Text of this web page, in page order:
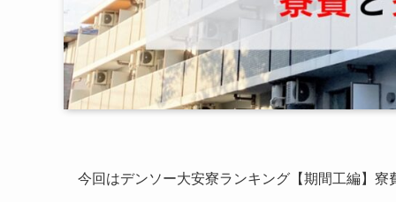
今回はデンソー大安寮ランキング【期間工編】